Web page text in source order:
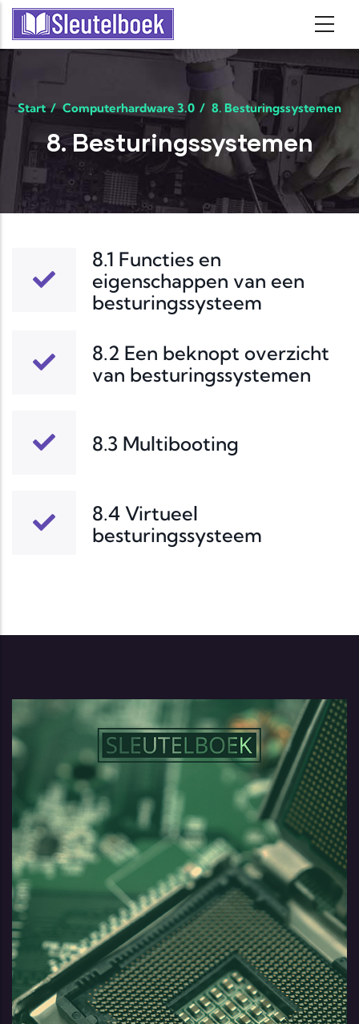
Skip to main content
Start/ Computerhardware 3.0 / 8. Besturingssystemen
8. Besturingssystemen
8.1 Functies en
eigenschappen van een
besturingssysteem
8.2 Een beknopt overzicht
van besturingssystemen
8.3 Multibooting
8.4 Virtueel
besturingssysteem